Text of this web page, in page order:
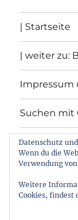
| Startseite
| weiter zu:
Impressum
Suchen mit
Themen
Archiv von:
Datenschutz
Wenn du die
Verwendung
Weitere
Cookies, findest